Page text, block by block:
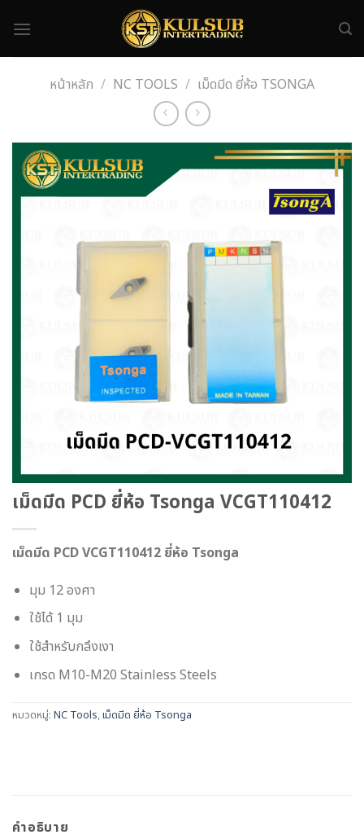
หน้าหลัก / NC TOOLS / เม็ดมีด ยี่ห้อ TSONGA
เม็ดมีด PCD ยี่ห้อ Tsonga VCGT110412
เม็ดมีด PCD VCGT110412 ยี่ห้อ Tsonga
มุม 12 องศา
ใช้ได้ 1 มุม
ใช้สำหรับกลึงเงา
เกรด M10-M20 Stainless Steels
หมวดหมู่: NC Tools,เม็ดมีด ยี่ห้อ Tsonga
คำอธิบาย